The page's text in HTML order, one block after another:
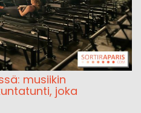
musiikin
joka